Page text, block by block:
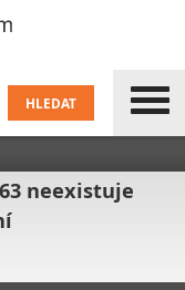
neexistuje